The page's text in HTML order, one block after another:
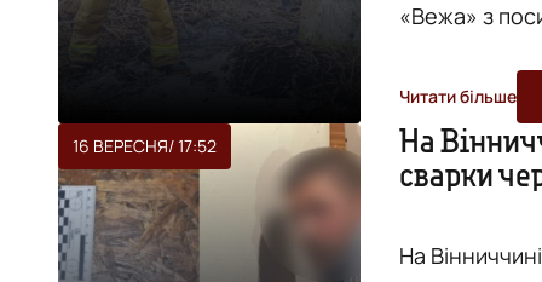
«Вежа» з
району.
не змогла
перекинувся
Читати більше
16 ВЕРЕСНЯ/ 17:52
На
сварки
На